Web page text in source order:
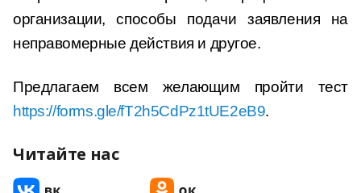
организации, способы подачи заявления на
неправомерные действия и другое.
Предлагаем всем желающим пройти тест
https://forms.gle/fT2h5CdPz1tUE2eB9.
Читайте нас